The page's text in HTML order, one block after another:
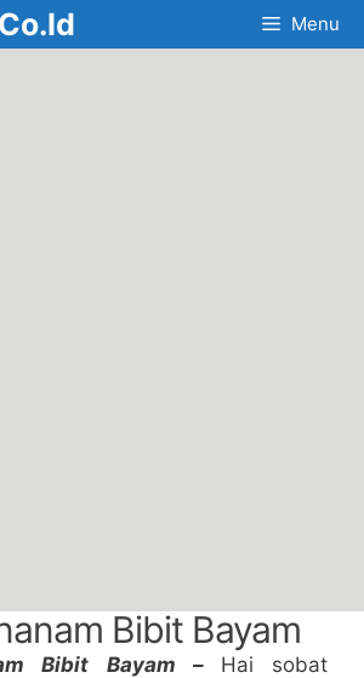
Menu
Bibit Bayam
Bibit Bayam – Hai sobat